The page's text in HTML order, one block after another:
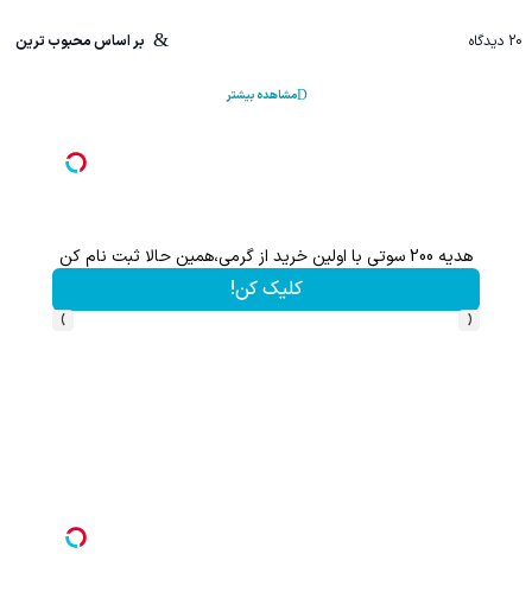
20 دیدگاه بر اساس محبوب ترین
مشاهده بیشتر
هم سرمایه گذاری میکنی هم نقره هدیه میگیری ؛ثبت نام کن
کلیک کن!
‹
›